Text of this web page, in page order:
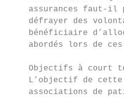
assurances faut-il
défrayer des
bénéficiaire
abordés lors de
Objectifs à court
L’objectif de
associations de